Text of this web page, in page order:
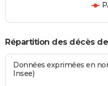
Répartition des décès de
Données exprimées en
Insee)